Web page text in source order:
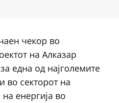
чекор во
на Алказар
една од најголемите
во секторот на
енергија во